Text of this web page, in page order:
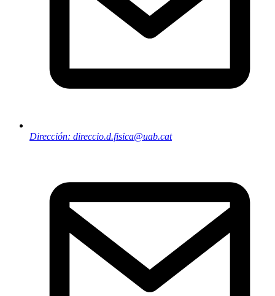
Dirección: direccio.d.fisica@uab.cat